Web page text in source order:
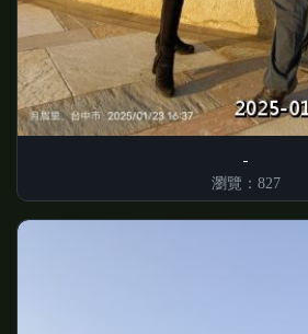
瀏覽：827